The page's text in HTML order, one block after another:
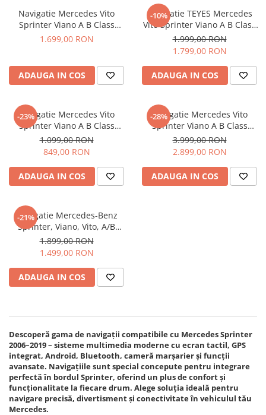
Navigatii Fiat
Navigatii Nissan
Navigatii Suzuki
Navigatii Mitsubishi
Navigatii Volvo
Navigatii KIA
Navigatii Renault
Navigatii Smart
Navigatii Honda
Navigatii Jeep
Navigatii Porsche
Navigatii Land Rover
Navigatii Iveco
Navigatie Mercedes Vito
Sprinter Viano A B Class
Volkswagen Crafter, Android
DSP, CarPlay si Android Auto,
ecran 9 Inch
1.699,00 RON
ADAUGA IN COS
-10%
Navigatie TEYES Mercedes
Vito Sprinter Viano A B Class
Volkswagen Crafter,
4GB+32GB, OCTA-CORE
1.6GHZ, SIM 4G, CarPlay si
Android Auto,DSP, ecran 9
inch
1.999,00 RON
1.799,00 RON
ADAUGA IN COS
-23%
Navigatie Mercedes Vito
Sprinter Viano A B Class
Volkswagen Crafter, Display
INCELL, Android 15, 4GB
128GB, DSP, CarPlay si
Android Auto ecran 9 Inch
1.099,00 RON
849,00 RON
ADAUGA IN COS
-28%
Navigatie Mercedes Vito
Sprinter Viano A B Class
Volkswagen Crafter Android
14, 12GB RAM, 256GB ROM,
Ecran 9.33 inch 2K QLED
3.999,00 RON
2.899,00 RON
ADAUGA IN COS
-21%
Navigatie Mercedes-Benz
Sprinter, Viano, Vito, A/B
Class, Crafter, OCTA-CORE,
4GB RAM 64 GB ROM, Android
14, ecran 2K QLED 2000 X
1200 PX, 9.5 inch - ECARTECH
1.899,00 RON
1.499,00 RON
ADAUGA IN COS
Descoperă gama de navigații compatibile cu Mercedes Sprinter
2006–2019 – sisteme multimedia moderne cu ecran tactil, GPS
integrat, Android, Bluetooth, cameră marșarier și funcții
avansate. Navigațiile sunt special concepute pentru integrare
perfectă în bordul Sprinter, oferind un plus de confort și
funcționalitate la fiecare drum. Alege soluția ideală pentru
navigare precisă, divertisment și conectivitate în vehiculul tău
Mercedes.